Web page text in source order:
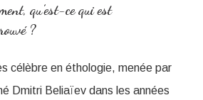
qu’est-ce qui est
?
célèbre en éthologie, menée par
Dmitri Beliaïev dans les années